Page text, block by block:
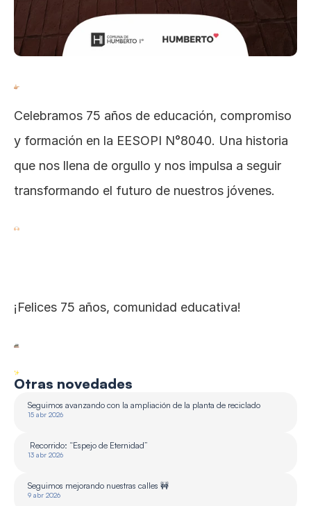
Otras novedades
Seguimos avanzando con la ampliación de la planta de reciclado
15 abr 2026
Recorrido: “Espejo de Eternidad”
13 abr 2026
Seguimos mejorando nuestras calles 🚧
9 abr 2026
Celebramos 75 años de educación, compromiso
y formación en la EESOPI N°8040. Una historia
que nos llena de orgullo y nos impulsa a seguir
transformando el futuro de nuestros jóvenes.
¡Felices 75 años, comunidad educativa!